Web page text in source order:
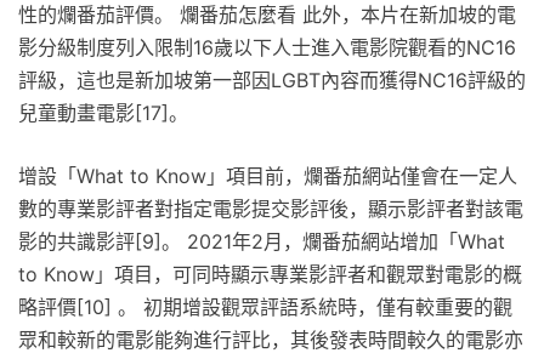
性的爛番茄評價。 爛番茄怎麼看 此外，本片在新加坡的電
影分級制度列入限制16歲以下人士進入電影院觀看的NC16
評級，這也是新加坡第一部因LGBT內容而獲得NC16評級的
兒童動畫電影[17]。
增設「What to Know」項目前，爛番茄網站僅會在一定人
數的專業影評者對指定電影提交影評後，顯示影評者對該電
影的共識影評[9]。 2021年2月，爛番茄網站增加「What
to Know」項目，可同時顯示專業影評者和觀眾對電影的概
略評價[10] 。 初期增設觀眾評語系統時，僅有較重要的觀
眾和較新的電影能夠進行評比，其後發表時間較久的電影亦